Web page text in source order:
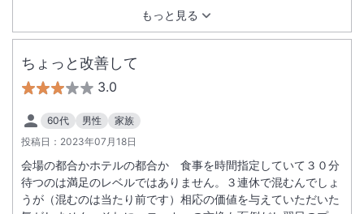
もっと見る
が多く、子連れにとっては気をつかわなくてよいですが、カッ
プルや夫婦だけの方にはがやがやしすぎているな…と思いま
す。 幸せな時間を過ごせました。 また機会があればぜひ利用
したいです。
ちょっと改善して
3.0
60代 男性
家族
投稿日： 2023年07月18日
会場の都合かホテルの都合か 食事を時間指定していて３０分
待つのは満足のレベルではありません。３連休で混むんでしょ
うが（混むのは当たり前です）相応の価値を与えていただいた